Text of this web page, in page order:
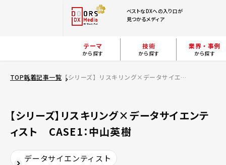
ベストなDXへの入り口が
見つかるメディア
テーマ
から探す
技術
から探す
業界・事例
から探す
TOP新着記事一覧 【シリーズ】リスキリング×データサイエンティスト CASE1：中山英樹
【シリーズ】リスキリング×データサイエンテ
ィスト CASE1：中山英樹
データサイエンティスト